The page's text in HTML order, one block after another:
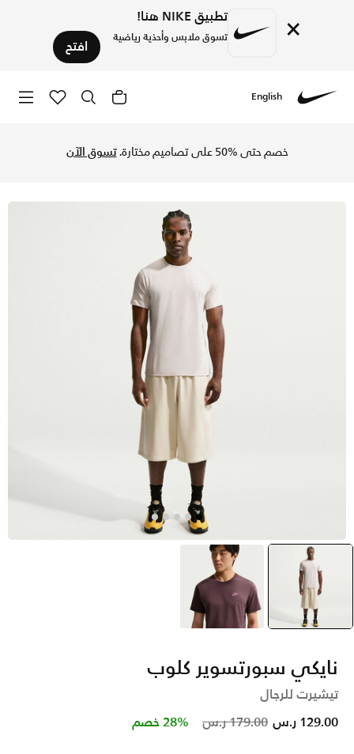
× تطبيق NIKE هنا!
تسوق ملابس وأحذية رياضية افتح
English
خصم حتى %50 على تصاميم مختارة. تسوق الآن
selected
أبيض بنفسجي
نايكي سبورتسوير كلوب
تيشيرت للرجال
Price reduced from
179.00 ر.س to 129.00 ر.س 28% خصم